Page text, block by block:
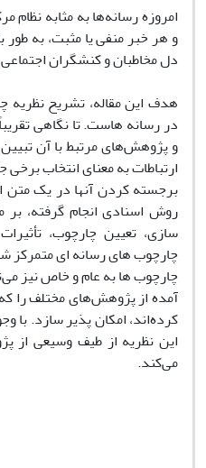
امروزه رسانه‌ها به مثابه
و هر خبر منفی یا مثبت، به طور
دل مخاطبان و کنشگران اجتماعی
هدف این مقاله، تشریح نظریه
در رسانه هاست. تا نگاهی
و پژوهش‌های مرتبط با آن
ارتباطات به معنای انتخاب
برجسته کردن آنها در یک متن
روش اسنادی انجام گرفته، بر
سازی، تعیین چارچوب،
چارچوب های رسانه ای
چارچوب ها به عام و خاص نیز
آمده از پژوهش‌های مختلف را
کرده‌اند، امکان پذیر سازد. با
این نظریه از طیف وسیعی از
می‌کند.